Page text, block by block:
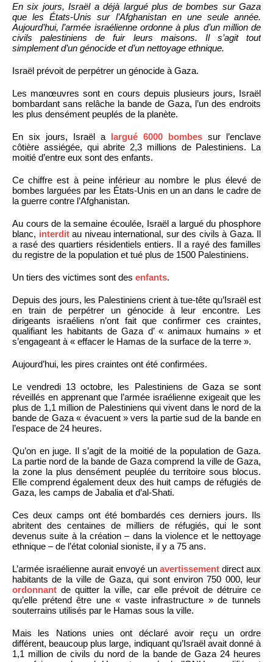
En six jours, Israël a déjà largué plus de bombes sur Gaza
que les États-Unis sur l’Afghanistan en une seule année.
Aujourd’hui, l’armée israélienne ordonne à plus d’un million de
civils palestiniens de fuir leurs maisons. Il s’agit tout
simplement d’un génocide et d’un nettoyage ethnique.
Israël prévoit de perpétrer un génocide à Gaza.
Les manœuvres sont en cours depuis plusieurs jours, Israël
bombardant sans relâche la bande de Gaza, l’un des endroits
les plus densément peuplés de la planète.
En six jours, Israël a largué 6000 bombes sur l’enclave
côtière assiégée, qui abrite 2,3 millions de Palestiniens. La
moitié d’entre eux sont des enfants.
Ce chiffre est à peine inférieur au nombre le plus élevé de
bombes larguées par les États-Unis en un an dans le cadre de
la guerre contre l’Afghanistan.
Au cours de la semaine écoulée, Israël a largué du phosphore
blanc, interditau niveau international, sur des civils à Gaza. Il
a rasé des quartiers résidentiels entiers. Il a rayé des familles
du registre de la population et tué plus de 1500 Palestiniens.
Un tiers des victimes sont des enfants.
Depuis des jours, les Palestiniens crient à tue-tête qu’Israël est
en train de perpétrer un génocide à leur encontre. Les
dirigeants israéliens n’ont fait que confirmer ces craintes,
qualifiant les habitants de Gaza d’ « animaux humains » et
s’engageant à « effacer le Hamas de la surface de la terre ».
Aujourd’hui, les pires craintes ont été confirmées.
Le vendredi 13 octobre, les Palestiniens de Gaza se sont
réveillés en apprenant que l’armée israélienne exigeait que les
plus de 1,1 million de Palestiniens qui vivent dans le nord de la
bande de Gaza « évacuent » vers la partie sud de la bande en
l’espace de 24 heures.
Qu’on en juge. Il s’agit de la moitié de la population de Gaza.
La partie nord de la bande de Gaza comprend la ville de Gaza,
la zone la plus densément peuplée du territoire sous blocus.
Elle comprend également deux des huit camps de réfugiés de
Gaza, les camps de Jabalia et d’al-Shati.
Ces deux camps ont été bombardés ces derniers jours. Ils
abritent des centaines de milliers de réfugiés, qui le sont
devenus suite à la création – dans la violence et le nettoyage
ethnique – de l’état colonial sioniste, il y a 75 ans.
L’armée israélienne aurait envoyé un avertissement direct aux
habitants de la ville de Gaza, qui sont environ 750 000, leur
ordonnant de quitter la ville, car elle prévoit de détruire ce
qu’elle prétend être une « vaste infrastructure » de tunnels
souterrains utilisés par le Hamas sous la ville.
Mais les Nations unies ont déclaré avoir reçu un ordre
différent, beaucoup plus large, indiquant qu’Israël avait donné à
1,1 million de civils du nord de la bande de Gaza 24 heures